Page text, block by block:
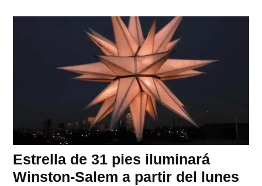
Estrella de 31 pies iluminará
Winston-Salem a partir del lunes